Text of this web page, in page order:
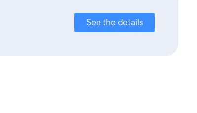
See the details